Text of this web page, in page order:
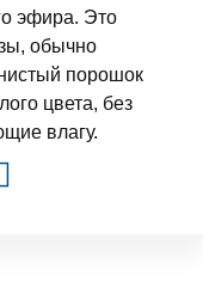
эфира. Это
обычно
порошок
цвета, без
влагу.